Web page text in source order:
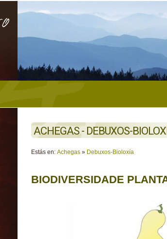
ACHEGAS - DEBUXOS-
Estás en: Achegas » Debuxos-Bioloxía
BIODIVERSIDADE